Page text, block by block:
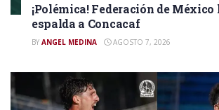
¡Polémica! Federación de México
espalda a Concacaf
BY ANGEL MEDINA AGOSTO 7, 2026